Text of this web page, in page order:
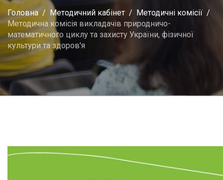
Головна Методичний кабінет
Методичні комісії
Методична комісія викладачів природничо-
математичного циклу та захисту України, фізичної
культури та здоров'я